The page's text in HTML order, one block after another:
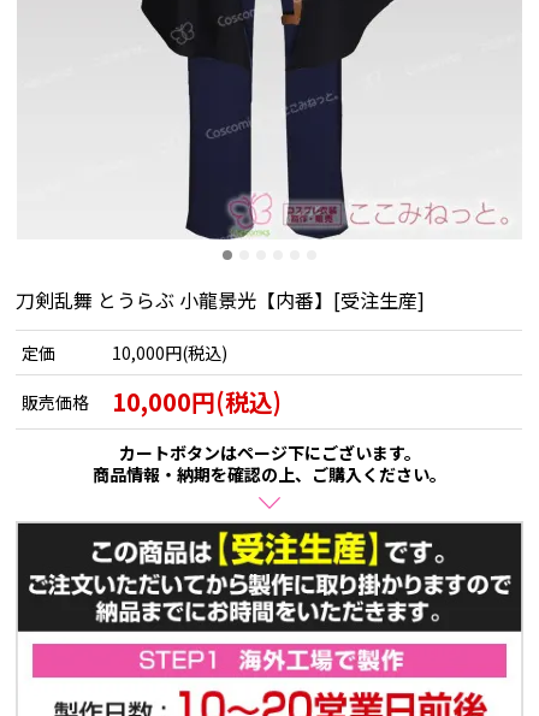
刀剣乱舞 とうらぶ 小龍景光【内番】[受注生産]
定価 10,000円(税込)
販売価格 10,000円(税込)
カートボタンはページ下にございます。
商品情報・納期を確認の上、ご購入ください。